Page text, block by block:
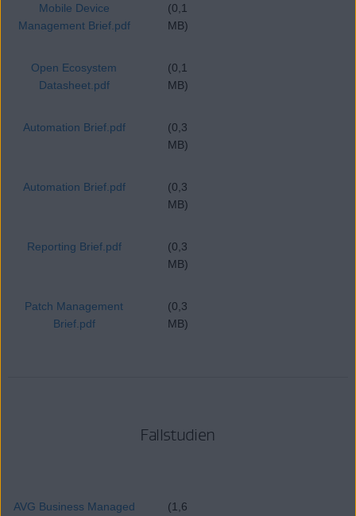
Mobile Device
Management Brief.pdf
(0,1
MB)
Open Ecosystem
Datasheet.pdf
(0,1
MB)
Automation Brief.pdf
(0,3
MB)
Automation Brief.pdf
(0,3
MB)
Reporting Brief.pdf
(0,3
MB)
Patch Management
Brief.pdf
(0,3
MB)
Fallstudien
AVG Business Managed
(1,6